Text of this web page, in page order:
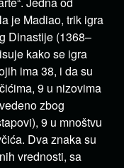
je Madiao, trik igra
Dinastije (1368–
kako se igra
ima 38, i da su
9 u nizovima
zbog
9 u mnoštvu
Dva znaka su
vrednosti, sa